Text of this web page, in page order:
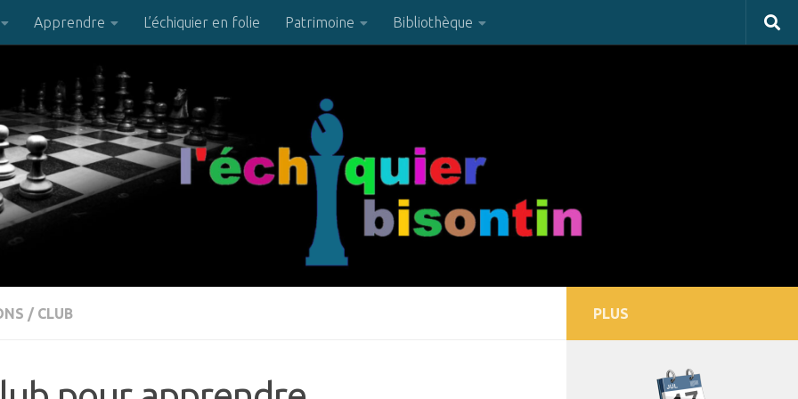
Apprendre L’échiquier en folie Patrimoine Bibliothèque
/ CLUB PLUS